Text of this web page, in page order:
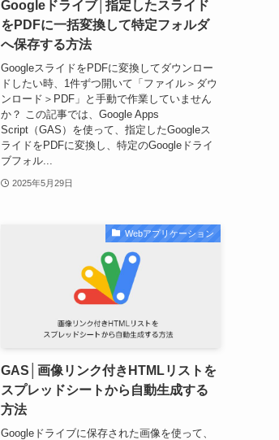
Googleドライブ│指定したスライド
をPDFに一括変換して特定フォルダ
へ保存する方法
GoogleスライドをPDFに変換してダウンロー
ドしたい時、1件ずつ開いて「ファイル＞ダウ
ンロード＞PDF」と手動で作業していません
か？ この記事では、Google Apps
Script（GAS）を使って、指定したGoogleス
ライドをPDFに変換し、特定のGoogleドライ
ブフォル...
2025年5月29日
Webアプリケーション
GAS│画像リンク付きHTMLリストを
スプレッドシートから自動生成する
方法
Googleドライブに保存された画像を使って、